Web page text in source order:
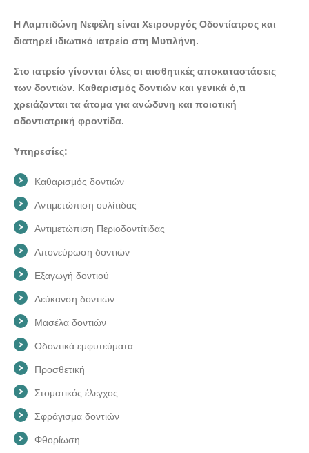
Η Λαμπιδώνη Νεφέλη είναι Χειρουργός Οδοντίατρος και
διατηρεί ιδιωτικό ιατρείο στη Μυτιλήνη.
Στο ιατρείο γίνονται όλες οι αισθητικές αποκαταστάσεις
των δοντιών. Καθαρισμός δοντιών και γενικά ό,τι
χρειάζονται τα άτομα για ανώδυνη και ποιοτική
οδοντιατρική φροντίδα.
Υπηρεσίες:
Καθαρισμός δοντιών
Αντιμετώπιση ουλίτιδας
Αντιμετώπιση Περιοδοντίτιδας
Απονεύρωση δοντιών
Εξαγωγή δοντιού
Λεύκανση δοντιών
Μασέλα δοντιών
Οδοντικά εμφυτεύματα
Προσθετική
Στοματικός έλεγχος
Σφράγισμα δοντιών
Φθορίωση